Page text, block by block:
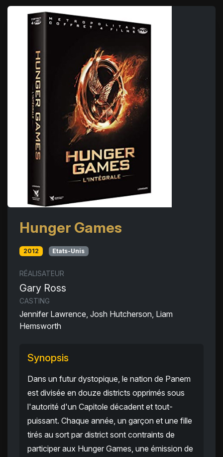
Hunger Games
2012 Etats-Unis
RÉALISATEUR
Gary Ross
CASTING
Jennifer Lawrence, Josh Hutcherson, Liam
Hemsworth
Synopsis
Dans un futur dystopique, le nation de Panem
est divisée en douze districts opprimés sous
l'autorité d'un Capitole décadent et tout-
puissant. Chaque année, un garçon et une fille
tirés au sort par district sont contraints de
participer aux Hunger Games, une émission de